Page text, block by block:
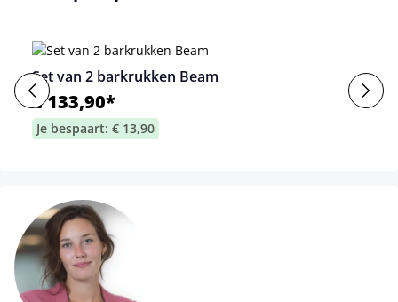
Set van 2 barkrukken Beam
€ 133,90*
Je bespaart: € 13,90